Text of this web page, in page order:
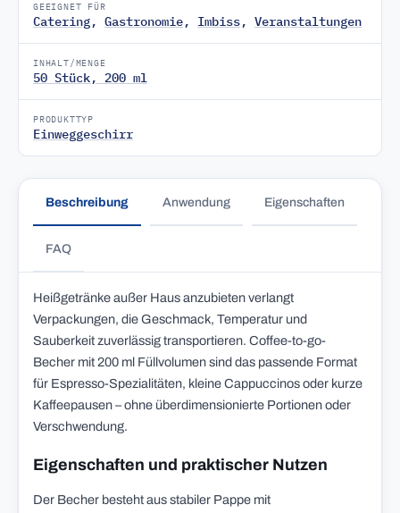
GEEIGNET FÜR
Catering, Gastronomie, Imbiss, Veranstaltungen
INHALT/MENGE
50 Stück, 200 ml
PRODUKTTYP
Einweggeschirr
Beschreibung Anwendung Eigenschaften
FAQ
Heißgetränke außer Haus anzubieten verlangt
Verpackungen, die Geschmack, Temperatur und
Sauberkeit zuverlässig transportieren. Coffee-to-go-
Becher mit 200 ml Füllvolumen sind das passende Format
für Espresso-Spezialitäten, kleine Cappuccinos oder kurze
Kaffeepausen – ohne überdimensionierte Portionen oder
Verschwendung.
Eigenschaften und praktischer Nutzen
Der Becher besteht aus stabiler Pappe mit